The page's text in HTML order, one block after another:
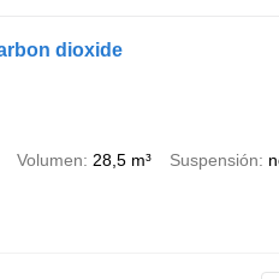
dioxide
Volumen 28,5 m³ Suspensión